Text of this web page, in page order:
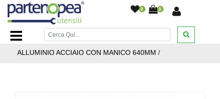
0 0
Home Page/BRICOLAGE E FAI DA TE/GIARDINAGGIO
FORBICE POTATURA PER RACCOGLI FRUTTA ASPARAGI
ALLUMINIO ACCIAIO CON MANICO 640MM /